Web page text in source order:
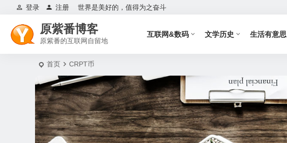
世界是美好的，值得为之奋斗
登录 注册
原紫番博客
原紫番的互联网自留地
互联网&数码 文学历史 生活有意思
首页 CRPT币